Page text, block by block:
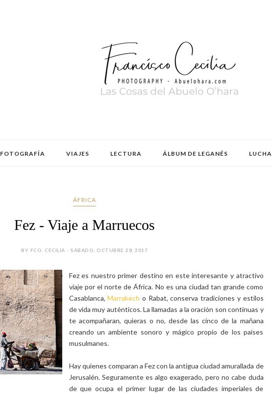
FOTOGRAFÍA VIAJES LECTURA ÁLBUM DE LEGANÉS LUCHA
ÁFRICA
Fez - Viaje a Marruecos
BY FCO. CECILIA - SÁBADO, OCTUBRE 28, 2017
Fez es nuestro primer destino en este interesante y atractivo
viaje por el norte de África. No es una ciudad tan grande como
Casablanca,Marrakech o Rabat, conserva tradiciones y estilos
de vida muy auténticos. La llamadas a la oración son continuas y
te acompañaran, quieras o no, desde las cinco de la mañana
creando un ambiente sonoro y mágico propio de los países
musulmanes.
Hay quienes comparan a Fez con la antigua ciudad amurallada de
Jerusalén. Seguramente es algo exagerado, pero no cabe duda
de que ocupa el primer lugar de las ciudades imperiales de